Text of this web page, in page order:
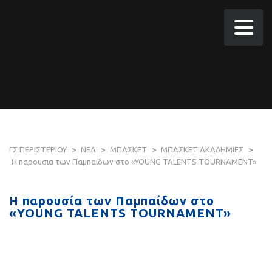
ΓΣ ΠΕΡΙΣΤΕΡΙΟΥ > ΝΕΑ > ΜΠΑΣΚΕΤ > ΜΠΑΣΚΕΤ ΑΚΑΔΗΜΙΕΣ
>
Η παρουσια των Παμπαιδων στο «YOUNG TALENTS TOURNAMENT»
Η παρουσία των Παμπαίδων στο
«YOUNG TALENTS TOURNAMENT»